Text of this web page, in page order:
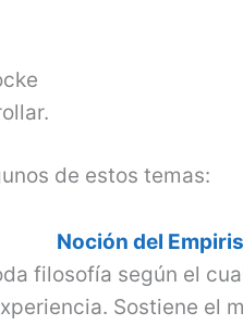
de estos temas:
Noción del
filosofía según el
Sostiene el